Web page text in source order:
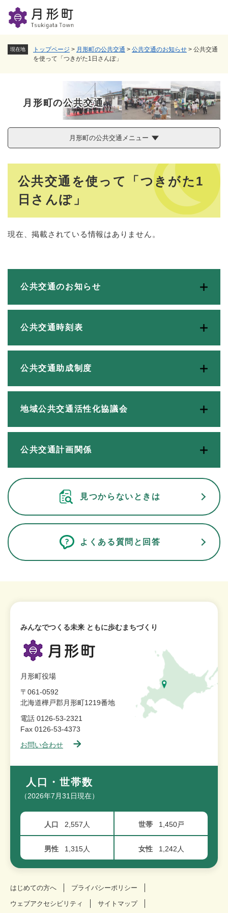
現在地 トップページ > 月形町の公共交通 > 公共交通のお知らせ > 公共交通
を使って「つきがた1日さんぽ」
月形町の公共交通
月形町の公共交通メニュー
公共交通を使って「つきがた1
日さんぽ」
現在、掲載されている情報はありません。
公共交通のお知らせ
公共交通時刻表
公共交通助成制度
地域公共交通活性化協議会
公共交通計画関係
見つからないときは
よくある質問と回答
みんなでつくる未来 ともに歩むまちづくり
月形町役場
〒061-0592
北海道樺戸郡月形町1219番地
電話 0126-53-2321
Fax 0126-53-4373
お問い合わせ
人口・世帯数
（2026年7月31日現在）
人口 2,557人 世帯 1,450戸
男性 1,315人 女性 1,242人
はじめての方へ プライバシーポリシー
ウェブアクセシビリティ サイトマップ